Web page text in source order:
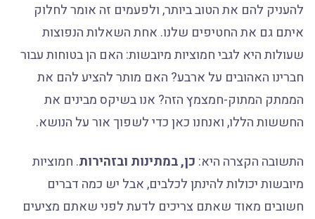
להעניק להם את הטוב ביותר, ולפעמים זה אומר לחלוק
איתם גם את החטיפים שלנו. אחת השאלות הנפוצות
שעולות היא לגבי חמוציות מיובשות: האם הן בטוחות עבור
חברינו האהובים על ארבע? האם מותר להציע להם את
הממתק המתוק-חמצמץ הזה? אנו בשיקס מבינים את
החששות הללו, ואנחנו כאן כדי לשפוך אור על הנושא.
התשובה הקצרה היא:כן, במתינות ובזהירות. חמוציות
מיובשות יכולות להינתן לכלבים, אבל יש כמה דברים
חשובים מאוד שאתם צריכים לדעת לפני שאתם מציעים